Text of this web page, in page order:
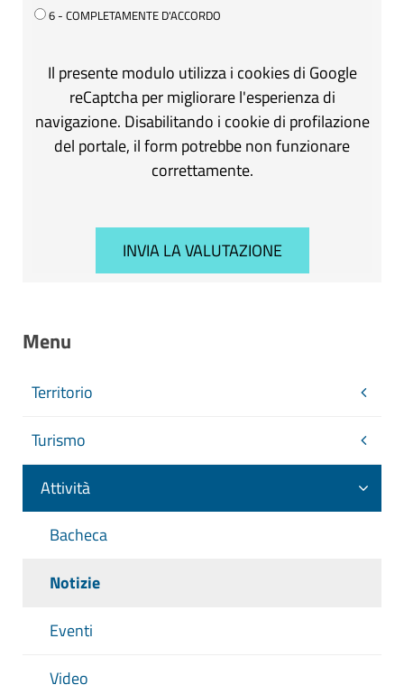
6 - COMPLETAMENTE D'ACCORDO
Il presente modulo utilizza i cookies di Google
reCaptcha per migliorare l'esperienza di
navigazione. Disabilitando i cookie di profilazione
del portale, il form potrebbe non funzionare
correttamente.
Menu
Territorio
Turismo
Attività
Bacheca
Notizie
Eventi
Video